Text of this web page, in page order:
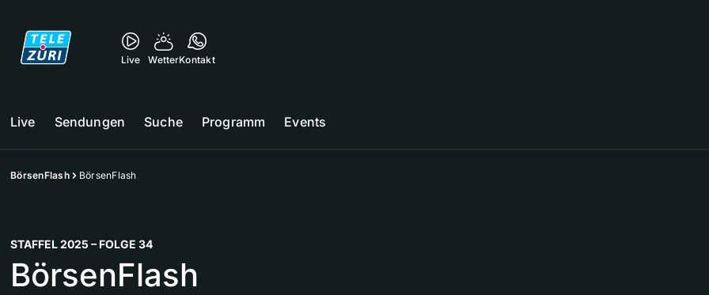
Live WetterKontakt
Live Sendungen Suche Programm Events
BörsenFlash BörsenFlash
STAFFEL 2025 – FOLGE 34
BörsenFlash